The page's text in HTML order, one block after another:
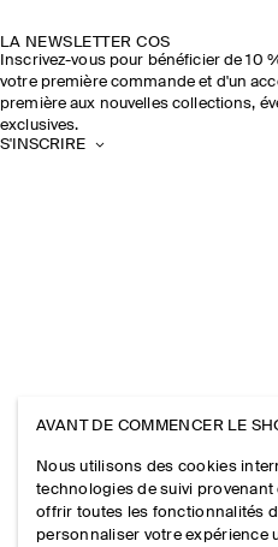
LA NEWSLETTER COS
Inscrivez-vous pour bénéficier de 10
votre première commande et d'un
première aux nouvelles collections,
exclusives.
S'INSCRIRE
AVANT DE COMMENCER LE
Nous utilisons des cookies
technologies de suivi
offrir toutes les fonctionnalités
personnaliser votre expérience